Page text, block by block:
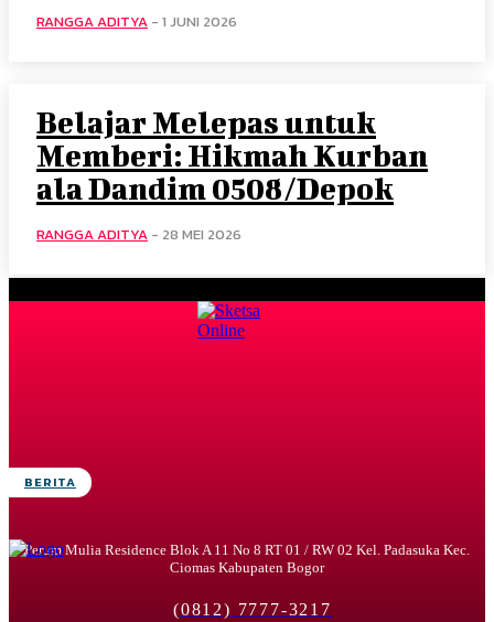
BERITA
RANGGA ADITYA - 1 JUNI 2026
Belajar Melepas untuk
Memberi: Hikmah Kurban
ala Dandim 0508/Depok
RANGGA ADITYA - 28 MEI 2026
Perum Mulia Residence Blok A 11 No 8 RT 01 / RW 02 Kel. Padasuka Kec.
Ciomas Kabupaten Bogor
(0812) 7777-3217